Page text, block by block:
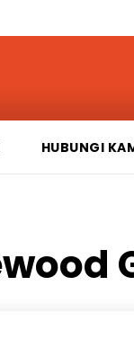
HUBUNGI